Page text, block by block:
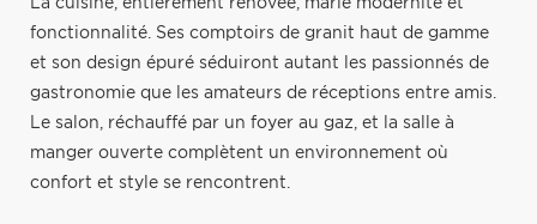
La cuisine, entièrement rénovée, marie modernité et
fonctionnalité. Ses comptoirs de granit haut de gamme
et son design épuré séduiront autant les passionnés de
gastronomie que les amateurs de réceptions entre amis.
Le salon, réchauffé par un foyer au gaz, et la salle à
manger ouverte complètent un environnement où
confort et style se rencontrent.